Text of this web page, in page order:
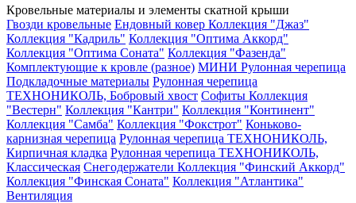
Кровельные материалы и элементы скатной крыши
Гвозди кровельные Ендовный ковер Коллекция "Джаз"
Коллекция "Кадриль" Коллекция "Оптима Аккорд"
Коллекция "Оптима Соната" Коллекция "Фазенда"
Комплектующие к кровле (разное) МИНИ Рулонная черепица
Подкладочные материалы Рулонная черепица
ТЕХНОНИКОЛЬ, Бобровый хвост Софиты Коллекция
"Вестерн" Коллекция "Кантри" Коллекция "Континент"
Коллекция "Самба" Коллекция "Фокстрот" Коньково-
карнизная черепица Рулонная черепица ТЕХНОНИКОЛЬ,
Кирпичная кладка Рулонная черепица ТЕХНОНИКОЛЬ,
Классическая Снегодержатели Коллекция "Финский Аккорд"
Коллекция "Финская Соната" Коллекция "Атлантика"
Вентиляция